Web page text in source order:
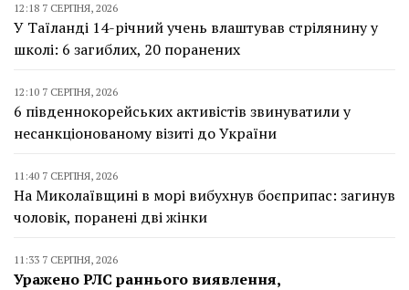
12:18 7 СЕРПНЯ, 2026
У Таїланді 14-річний учень влаштував стрілянину у
школі: 6 загиблих, 20 поранених
12:10 7 СЕРПНЯ, 2026
6 південнокорейських активістів звинуватили у
несанкціонованому візиті до України
11:40 7 СЕРПНЯ, 2026
На Миколаївщині в морі вибухнув боєприпас: загинув
чоловік, поранені дві жінки
11:33 7 СЕРПНЯ, 2026
Уражено РЛС раннього виявлення,